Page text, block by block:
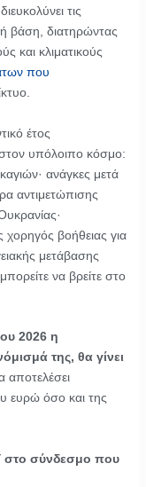
τις
βάση, διατηρώντας
και κλιματικούς
που
έτος
υπόλοιπο κόσμο:
ανάγκες μετά
αντιμετώπισης
βοήθειας για
μετάβασης
να βρείτε στο
2026 η
της, θα γίνει
αποτελέσει
ευρώ όσο και της
στο σύνδεσμο που